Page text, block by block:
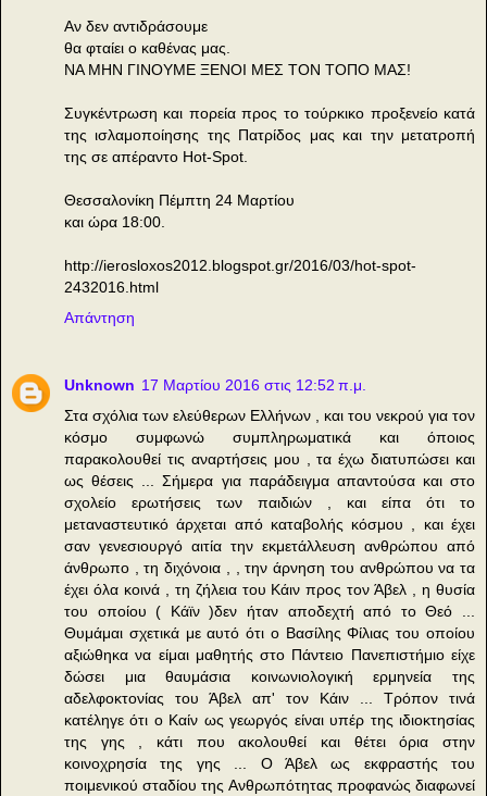
Αν δεν αντιδράσουμε
θα φταίει ο καθένας μας.
ΝΑ ΜΗΝ ΓΙΝΟΥΜΕ ΞΕΝΟΙ ΜΕΣ ΤΟΝ ΤΟΠΟ ΜΑΣ!
Συγκέντρωση και πορεία προς το τούρκικο προξενείο κατά
της ισλαμοποίησης της Πατρίδος μας και την μετατροπή
της σε απέραντο Hot-Spot.
Θεσσαλονίκη Πέμπτη 24 Μαρτίου
και ώρα 18:00.
http://ierosloxos2012.blogspot.gr/2016/03/hot-spot-
2432016.html
Απάντηση
Unknown 17 Μαρτίου 2016 στις 12:52 π.μ.
Στα σχόλια των ελεύθερων Ελλήνων , και του νεκρού για τον
κόσμο συμφωνώ συμπληρωματικά και όποιος
παρακολουθεί τις αναρτήσεις μου , τα έχω διατυπώσει και
ως θέσεις ... Σήμερα για παράδειγμα απαντούσα και στο
σχολείο ερωτήσεις των παιδιών , και είπα ότι το
μεταναστευτικό άρχεται από καταβολής κόσμου , και έχει
σαν γενεσιουργό αιτία την εκμετάλλευση ανθρώπου από
άνθρωπο , τη διχόνοια , , την άρνηση του ανθρώπου να τα
έχει όλα κοινά , τη ζήλεια του Κάιν προς τον Άβελ , η θυσία
του οποίου ( Κάϊν )δεν ήταν αποδεχτή από το Θεό ...
Θυμάμαι σχετικά με αυτό ότι ο Βασίλης Φίλιας του οποίου
αξιώθηκα να είμαι μαθητής στο Πάντειο Πανεπιστήμιο είχε
δώσει μια θαυμάσια κοινωνιολογική ερμηνεία της
αδελφοκτονίας του Άβελ απ' τον Κάιν ... Τρόπον τινά
κατέληγε ότι ο Καίν ως γεωργός είναι υπέρ της ιδιοκτησίας
της γης , κάτι που ακολουθεί και θέτει όρια στην
κοινοχρησία της γης ... Ο Άβελ ως εκφραστής του
ποιμενικού σταδίου της Ανθρωπότητας προφανώς διαφωνεί